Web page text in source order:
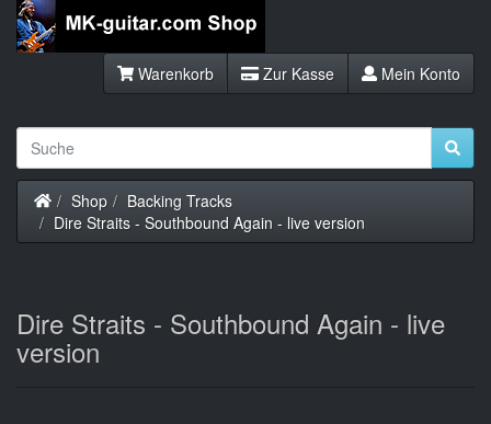
Warenkorb Zur Kasse Mein Konto
Startseite
Shop
Backing Tracks
Dire Straits - Southbound Again - live version
Dire Straits - Southbound Again - live
version